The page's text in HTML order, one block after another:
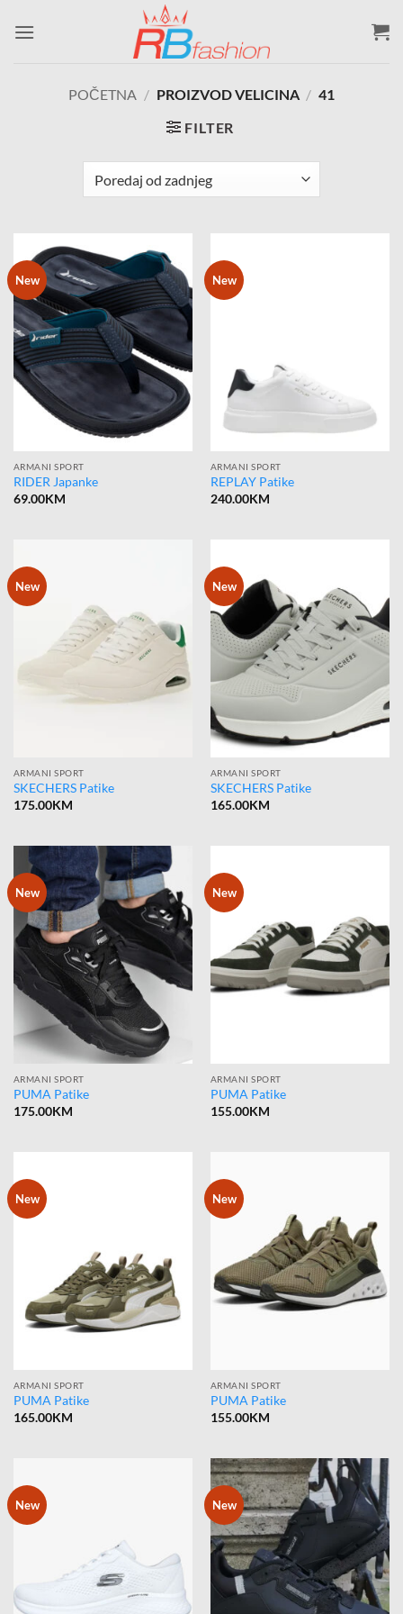
POČETNA / PROIZVOD VELICINA / 41
FILTER
New
ARMANI SPORT
RIDER Japanke
69.00KM
New
ARMANI SPORT
REPLAY Patike
240.00KM
New
ARMANI SPORT
SKECHERS Patike
175.00KM
New
ARMANI SPORT
SKECHERS Patike
165.00KM
New
ARMANI SPORT
PUMA Patike
175.00KM
New
ARMANI SPORT
PUMA Patike
155.00KM
New
ARMANI SPORT
PUMA Patike
165.00KM
New
ARMANI SPORT
PUMA Patike
155.00KM
New New